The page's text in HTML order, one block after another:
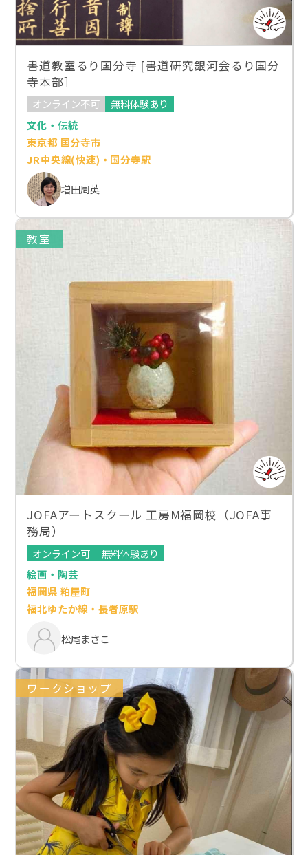
書道教室るり国分寺 [書道研究銀河会るり国分
寺本部］
オンライン不可
無料体験あり
文化・伝統
東京都 国分寺市
JR中央線(快速)・国分寺駅
増田周英
教室
JOFAアートスクール 工房M福岡校（JOFA事
務局）
オンライン可
無料体験あり
絵画・陶芸
福岡県 粕屋町
福北ゆたか線・長者原駅
松尾まさこ
ワークショップ